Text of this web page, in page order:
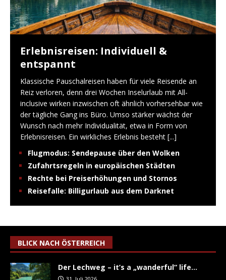
Erlebnisreisen: Individuell &
entspannt
Klassische Pauschalreisen haben für viele Reisende an
Reiz verloren, denn drei Wochen Inselurlaub mit All-
inclusive wirken inzwischen oft ähnlich vorhersehbar wie
der tägliche Gang ins Büro. Umso stärker wächst der
Wunsch nach mehr Individualität, etwa in Form von
Erlebnisreisen. Ein wirkliches Erlebnis besteht [...]
Flugmodus: Sendepause über den Wolken
Zufahrtsregeln in europäischen Städten
Rechte bei Preiserhöhungen und Stornos
Reisefalle: Billigurlaub aus dem Darknet
BLICK NACH ÖSTERREICH
Der Lechweg – it’s a „wanderful“ life…